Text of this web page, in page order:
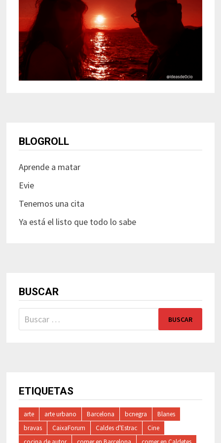
BLOGROLL
Aprende a matar
Evie
Tenemos una cita
Ya está el listo que todo lo sabe
BUSCAR
Buscar:
ETIQUETAS
arte arte urbano Barcelona bcnegra
Blanes
bravas
CaixaForum Caldes d'Estrac
Cine